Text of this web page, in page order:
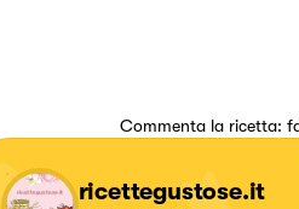
Commenta la ricetta:
ricettegustose.it